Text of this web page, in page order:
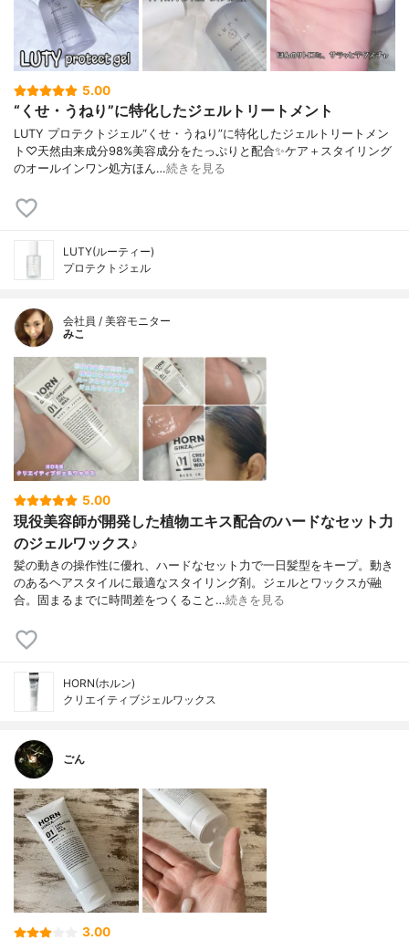
5.00
“くせ・うねり”に特化したジェルトリートメント
LUTY プロテクトジェル“くせ・うねり”に特化したジェルトリートメン
ト♡天然由来成分98%美容成分をたっぷりと配合✨ケア＋スタイリング
のオールインワン処方ほん…続きを見る
LUTY(ルーティー)
プロテクトジェル
会社員 / 美容モニター
みこ
5.00
現役美容師が開発した植物エキス配合のハードなセット力
のジェルワックス♪
髪の動きの操作性に優れ、ハードなセット力で一日髪型をキープ。動き
のあるヘアスタイルに最適なスタイリング剤。ジェルとワックスが融
合。固まるまでに時間差をつくること…続きを見る
HORN(ホルン)
クリエイティブジェルワックス
ごん
3.00